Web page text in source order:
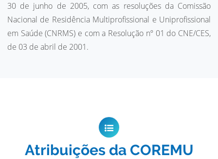
30 de junho de 2005, com as resoluções da Comissão
Nacional de Residência Multiprofissional e Uniprofissional
em Saúde (CNRMS) e com a Resolução nº 01 do CNE/CES,
de 03 de abril de 2001.
Atribuições da COREMU